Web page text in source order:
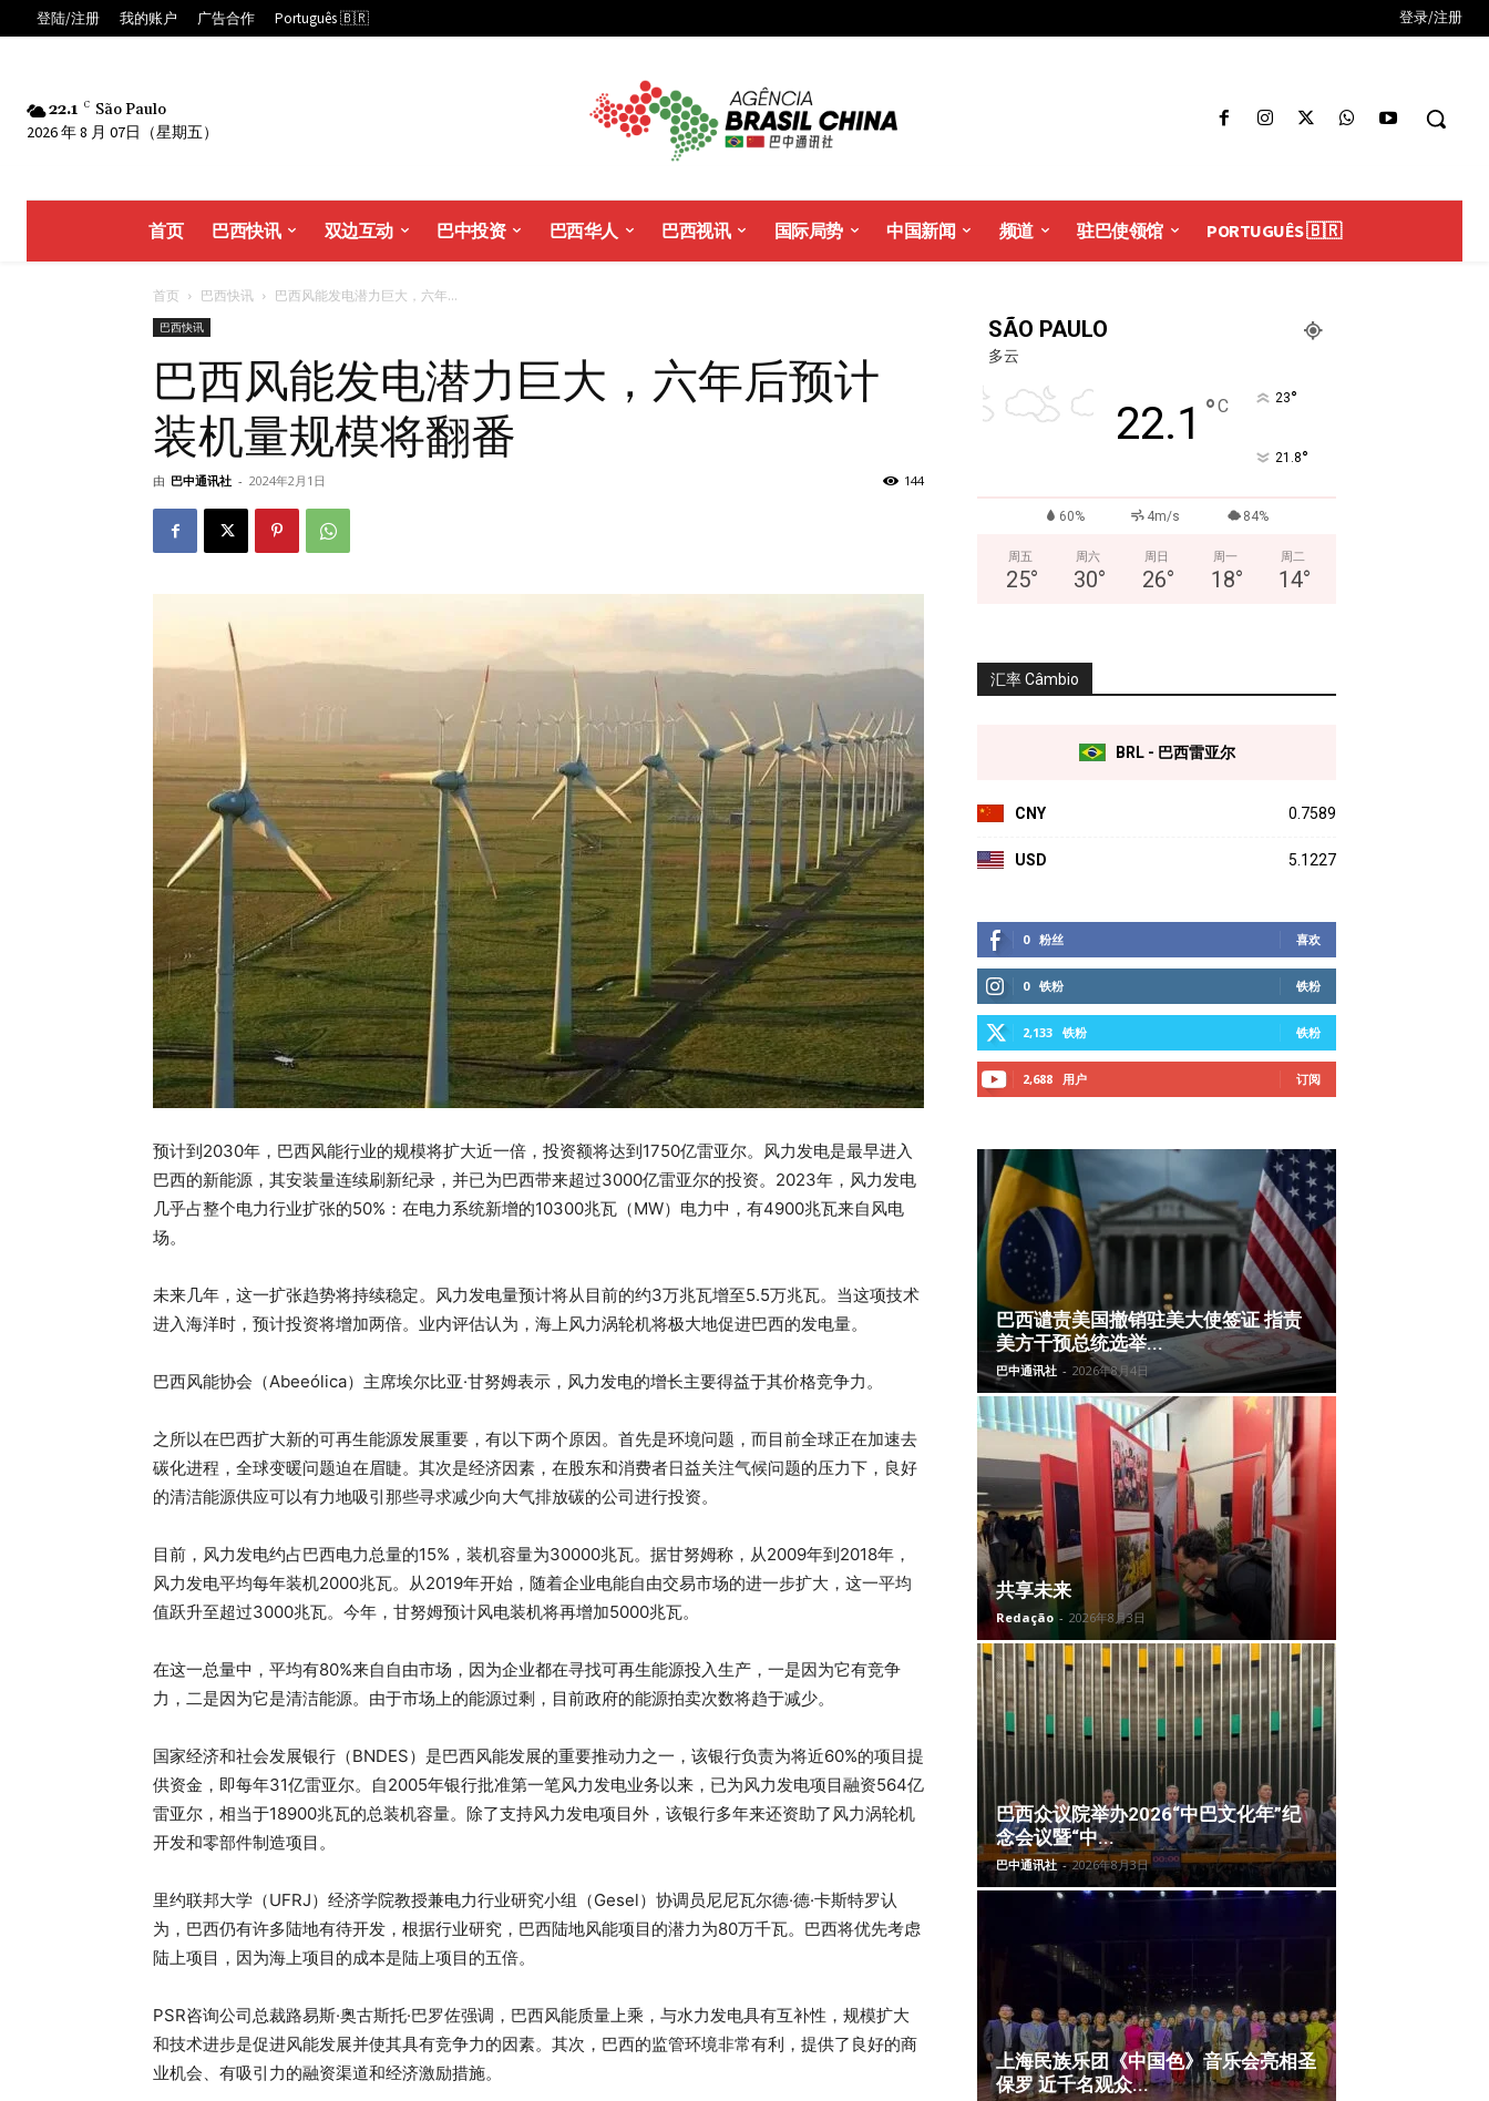
登陆/注册 我的账户 广告合作 Português 🇧🇷 登录/注册
22.1 C São Paulo
2026 年 8 月 07日（星期五）
首页 巴西快讯 双边互动 巴中投资 巴西华人 巴西视讯 国际局势 中国新闻 频道 驻巴使领馆 PORTUGUÊS 🇧🇷
首页 巴西快讯 巴西风能发电潜力巨大，六年...
巴西快讯
巴西风能发电潜力巨大，六年后预计
装机量规模将翻番
由 巴中通讯社 - 2024年2月1日 144
预计到2030年，巴西风能行业的规模将扩大近一倍，投资额将达到1750亿雷亚尔。风力发电是最早进入
巴西的新能源，其安装量连续刷新纪录，并已为巴西带来超过3000亿雷亚尔的投资。2023年，风力发电
几乎占整个电力行业扩张的50%：在电力系统新增的10300兆瓦（MW）电力中，有4900兆瓦来自风电
场。
未来几年，这一扩张趋势将持续稳定。风力发电量预计将从目前的约3万兆瓦增至5.5万兆瓦。当这项技术
进入海洋时，预计投资将增加两倍。业内评估认为，海上风力涡轮机将极大地促进巴西的发电量。
巴西风能协会（Abeeólica）主席埃尔比亚·甘努姆表示，风力发电的增长主要得益于其价格竞争力。
之所以在巴西扩大新的可再生能源发展重要，有以下两个原因。首先是环境问题，而目前全球正在加速去
碳化进程，全球变暖问题迫在眉睫。其次是经济因素，在股东和消费者日益关注气候问题的压力下，良好
的清洁能源供应可以有力地吸引那些寻求减少向大气排放碳的公司进行投资。
目前，风力发电约占巴西电力总量的15%，装机容量为30000兆瓦。据甘努姆称，从2009年到2018年，
风力发电平均每年装机2000兆瓦。从2019年开始，随着企业电能自由交易市场的进一步扩大，这一平均
值跃升至超过3000兆瓦。今年，甘努姆预计风电装机将再增加5000兆瓦。
在这一总量中，平均有80%来自自由市场，因为企业都在寻找可再生能源投入生产，一是因为它有竞争
力，二是因为它是清洁能源。由于市场上的能源过剩，目前政府的能源拍卖次数将趋于减少。
国家经济和社会发展银行（BNDES）是巴西风能发展的重要推动力之一，该银行负责为将近60%的项目提
供资金，即每年31亿雷亚尔。自2005年银行批准第一笔风力发电业务以来，已为风力发电项目融资564亿
雷亚尔，相当于18900兆瓦的总装机容量。除了支持风力发电项目外，该银行多年来还资助了风力涡轮机
开发和零部件制造项目。
里约联邦大学（UFRJ）经济学院教授兼电力行业研究小组（Gesel）协调员尼尼瓦尔德·德·卡斯特罗认
为，巴西仍有许多陆地有待开发，根据行业研究，巴西陆地风能项目的潜力为80万千瓦。巴西将优先考虑
陆上项目，因为海上项目的成本是陆上项目的五倍。
PSR咨询公司总裁路易斯·奥古斯托·巴罗佐强调，巴西风能质量上乘，与水力发电具有互补性，规模扩大
和技术进步是促进风能发展并使其具有竞争力的因素。其次，巴西的监管环境非常有利，提供了良好的商
业机会、有吸引力的融资渠道和经济激励措施。
SÃO PAULO
多云
22.1 °C 23°
21.8°
60% 4m/s 84%
周五
25°
周六
30°
周日
26°
周一
18°
周二
14°
汇率 Câmbio
BRL - 巴西雷亚尔
CNY 0.7589
USD 5.1227
0 粉丝 喜欢
0 铁粉 铁粉
2,133 铁粉 铁粉
2,688 用户 订阅
巴西谴责美国撤销驻美大使签证 指责
美方干预总统选举...
巴中通讯社 - 2026年8月4日
共享未来
Redação - 2026年8月3日
巴西众议院举办2026“中巴文化年”纪
念会议暨“中...
巴中通讯社 - 2026年8月3日
上海民族乐团《中国色》音乐会亮相圣
保罗 近千名观众...